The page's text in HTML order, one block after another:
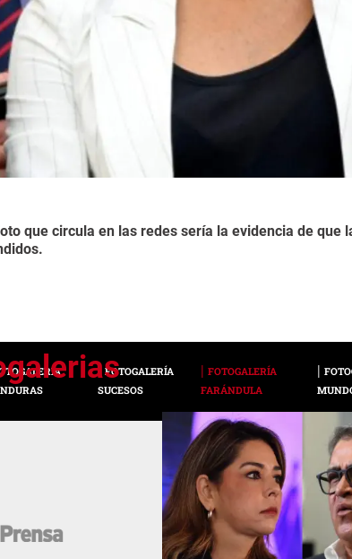
que circula en las redes sería la evidencia de que
FOTOGALERÍA
SUCESOS
FOTOGALERÍA
FARÁNDULA